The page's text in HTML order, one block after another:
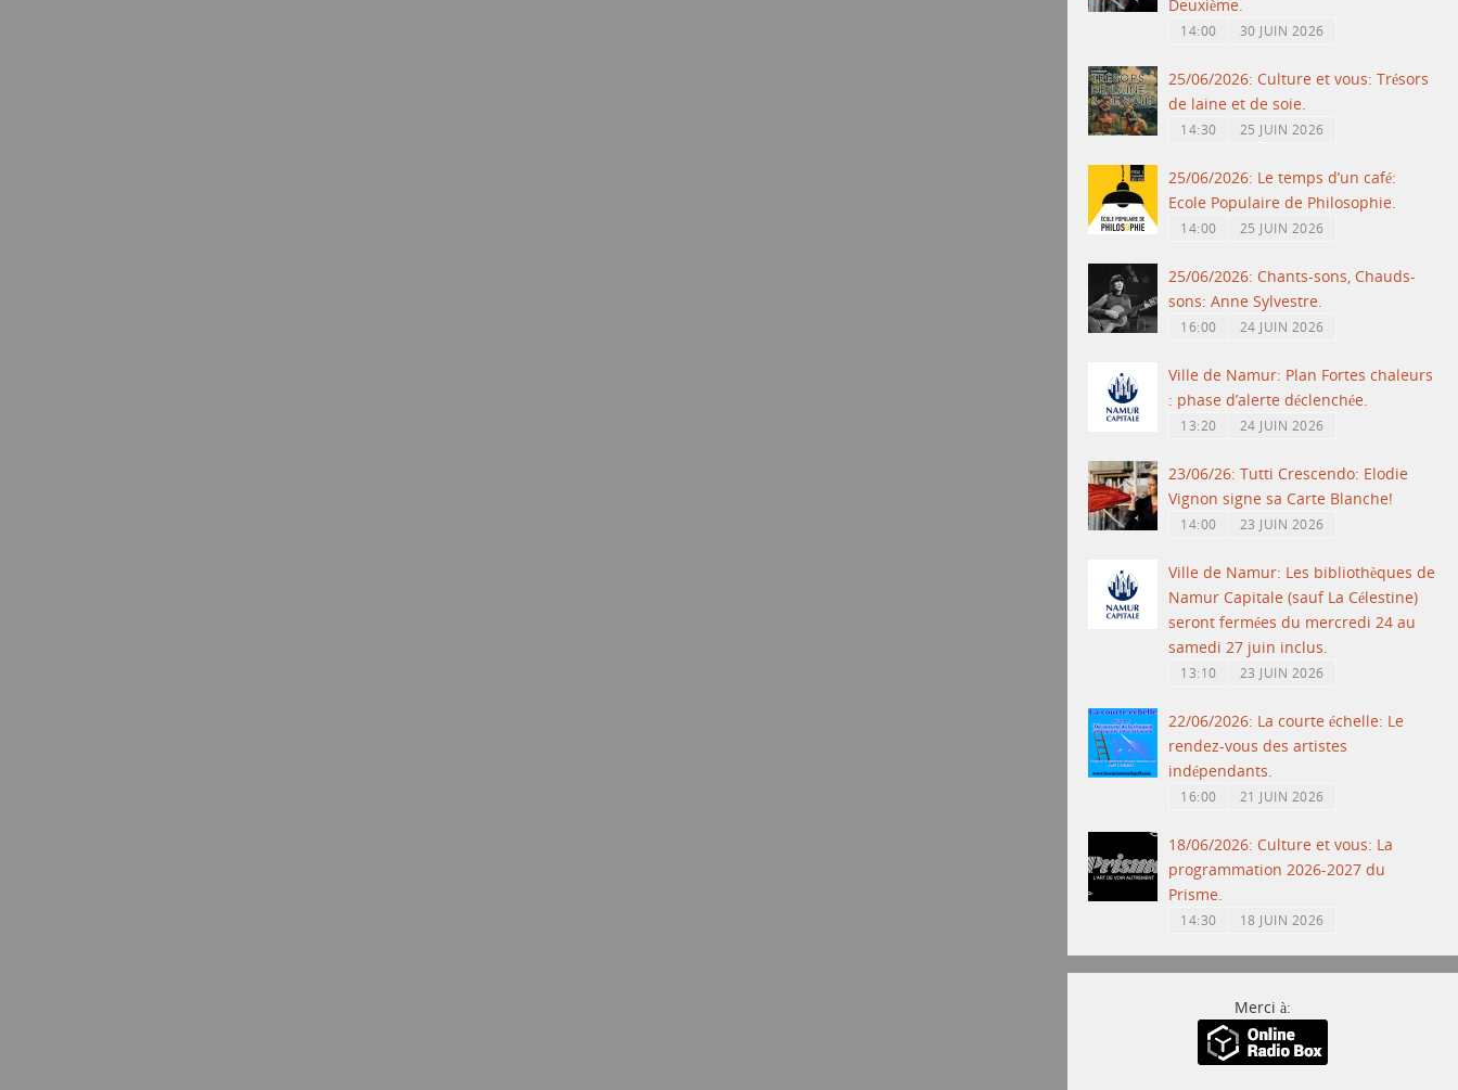
Deuxième.
14:00 30 JUIN 2026
25/06/2026: Culture et vous: Trésors
de laine et de soie.
14:30 25 JUIN 2026
25/06/2026: Le temps d’un café:
Ecole Populaire de Philosophie.
14:00 25 JUIN 2026
25/06/2026: Chants-sons, Chauds-
sons: Anne Sylvestre.
16:00 24 JUIN 2026
Ville de Namur: Plan Fortes chaleurs
: phase d’alerte déclenchée.
13:20 24 JUIN 2026
23/06/26: Tutti Crescendo: Elodie
Vignon signe sa Carte Blanche!
14:00 23 JUIN 2026
Ville de Namur: Les bibliothèques de
Namur Capitale (sauf La Célestine)
seront fermées du mercredi 24 au
samedi 27 juin inclus.
13:10 23 JUIN 2026
22/06/2026: La courte échelle: Le
rendez-vous des artistes
indépendants.
16:00 21 JUIN 2026
18/06/2026: Culture et vous: La
programmation 2026-2027 du
Prisme.
14:30 18 JUIN 2026
Merci à: